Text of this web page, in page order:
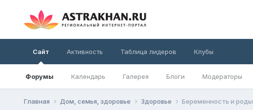
Сайт
Форумы Календарь Галерея Блоги Модераторы
Активность Таблица лидеров Клубы
Главная Дом, семья, здоровье Здоровье Беременность и роды